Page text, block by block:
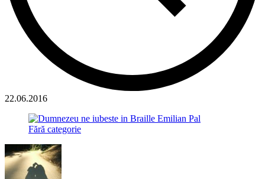
22.06.2016
Fără categorie